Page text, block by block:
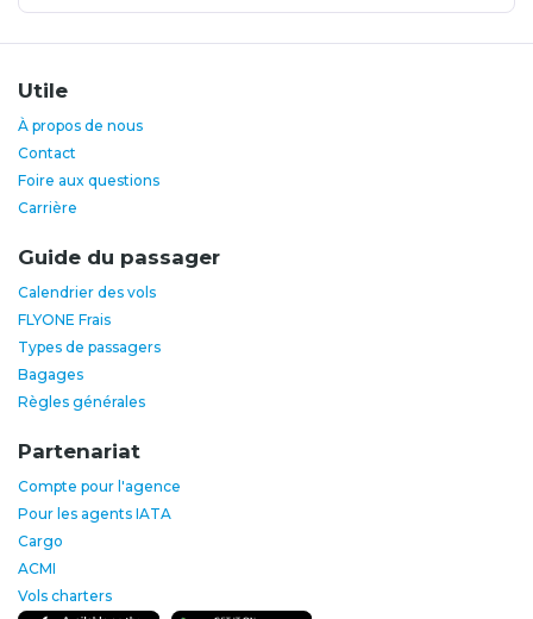
Utile
À propos de nous
Contact
Foire aux questions
Carrière
Guide du passager
Calendrier des vols
FLYONE Frais
Types de passagers
Bagages
Règles générales
Partenariat
Compte pour l'agence
Pour les agents IATA
Cargo
ACMI
Vols charters